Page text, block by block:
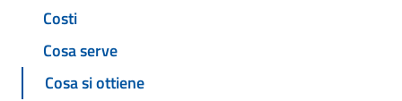
Costi
Cosa serve
Cosa si ottiene